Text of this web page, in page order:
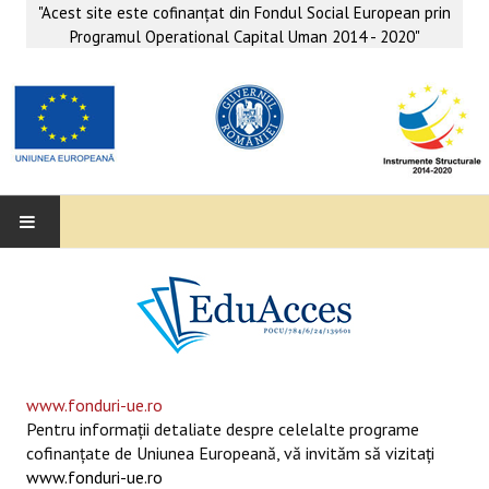
"Acest site este cofinanţat din Fondul Social European prin
Programul Operational Capital Uman 2014 - 2020"
SUPORT EDUCAȚIONAL MATEMATICĂ- INFORMATICĂ
SERVICII PSIHO-SOCIALE
www.fonduri-ue.ro
Pentru informaţii detaliate despre celelalte programe
cofinanţate de Uniunea Europeană, vă invităm să vizitaţi
www.fonduri-ue.ro